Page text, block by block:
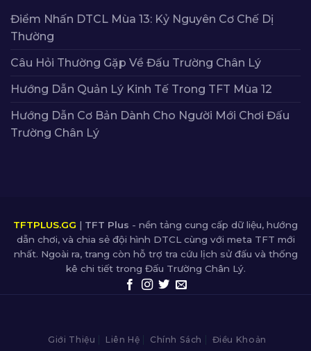
Điểm Nhấn DTCL Mùa 13: Kỷ Nguyên Cơ Chế Dị
Thường
Câu Hỏi Thường Gặp Về Đấu Trường Chân Lý
Hướng Dẫn Quản Lý Kinh Tế Trong TFT Mùa 12
Hướng Dẫn Cơ Bản Dành Cho Người Mới Chơi Đấu
Trường Chân Lý
TFTPLUS.GG | TFT Plus - nền tảng cung cấp dữ liệu, hướng
dẫn chơi, và chia sẻ đội hình DTCL cùng với meta TFT mới
nhất. Ngoài ra, trang còn hỗ trợ tra cứu lịch sử đấu và thống
kê chi tiết trong Đấu Trường Chân Lý.
nhà cái td88
td88
Giới Thiệu Liên Hệ Chính Sách Điều Khoản